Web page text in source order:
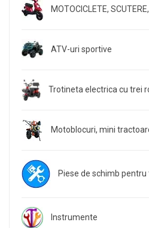
MOTOCICLETE,
ATV-uri sportive
Trotineta electrica cu trei
Motoblocuri, mini
Piese de schimb
Instrumente